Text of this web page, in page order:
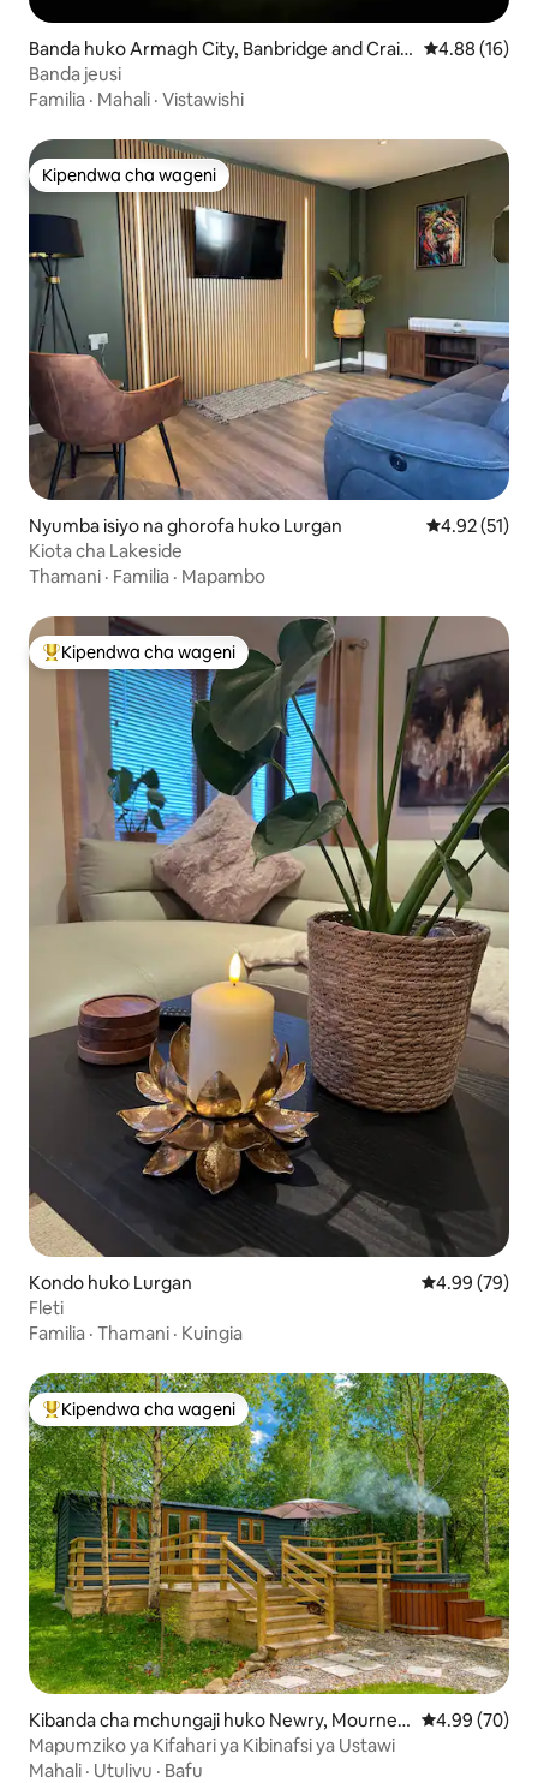
Banda huko Armagh City, Banbridge and Craig
avon
Ukadiriaji wa
4.88 (16)
Banda jeusi
Familia · Mahali · Vistawishi
Kipendwa cha wageni
Kipendwa cha wageni
Nyumba isiyo na ghorofa huko Lurgan Ukadiriaji wa
4.92 (51)
Kiota cha Lakeside
Thamani · Familia · Mapambo
Kipendwa maarufu cha wageni
Kipendwa cha wageni
Kondo huko Lurgan Ukadiriaji wa
4.99 (79)
Fleti
Familia · Thamani · Kuingia
Kipendwa maarufu cha wageni
Kipendwa cha wageni
Kibanda cha mchungaji huko Newry, Mourne a
nd Down
Ukadiriaji wa
4.99 (70)
Mapumziko ya Kifahari ya Kibinafsi ya Ustawi
Mahali · Utulivu · Bafu